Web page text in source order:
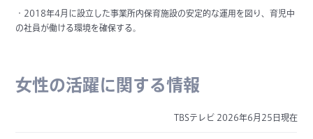
・2018年4月に設立した事業所内保育施設の安定的な運用を図り、育児中
の社員が働ける環境を確保する。
女性の活躍に関する情報
TBSテレビ 2026年6月25日現在